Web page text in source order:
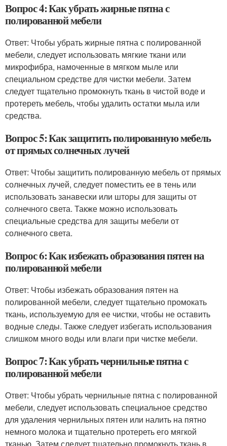
Вопрос 4: Как убрать жирные пятна с
полированной мебели
Ответ: Чтобы убрать жирные пятна с полированной
мебели, следует использовать мягкие ткани или
микрофибра, намоченные в мягком мыле или
специальном средстве для чистки мебели. Затем
следует тщательно промокнуть ткань в чистой воде и
протереть мебель, чтобы удалить остатки мыла или
средства.
Вопрос 5: Как защитить полированную мебель
от прямых солнечных лучей
Ответ: Чтобы защитить полированную мебель от прямых
солнечных лучей, следует поместить ее в тень или
использовать занавески или шторы для защиты от
солнечного света. Также можно использовать
специальные средства для защиты мебели от
солнечного света.
Вопрос 6: Как избежать образования пятен на
полированной мебели
Ответ: Чтобы избежать образования пятен на
полированной мебели, следует тщательно промокать
ткань, используемую для ее чистки, чтобы не оставить
водные следы. Также следует избегать использования
слишком много воды или влаги при чистке мебели.
Вопрос 7: Как убрать чернильные пятна с
полированной мебели
Ответ: Чтобы убрать чернильные пятна с полированной
мебели, следует использовать специальное средство
для удаления чернильных пятен или налить на пятно
немного молока и тщательно протереть его мягкой